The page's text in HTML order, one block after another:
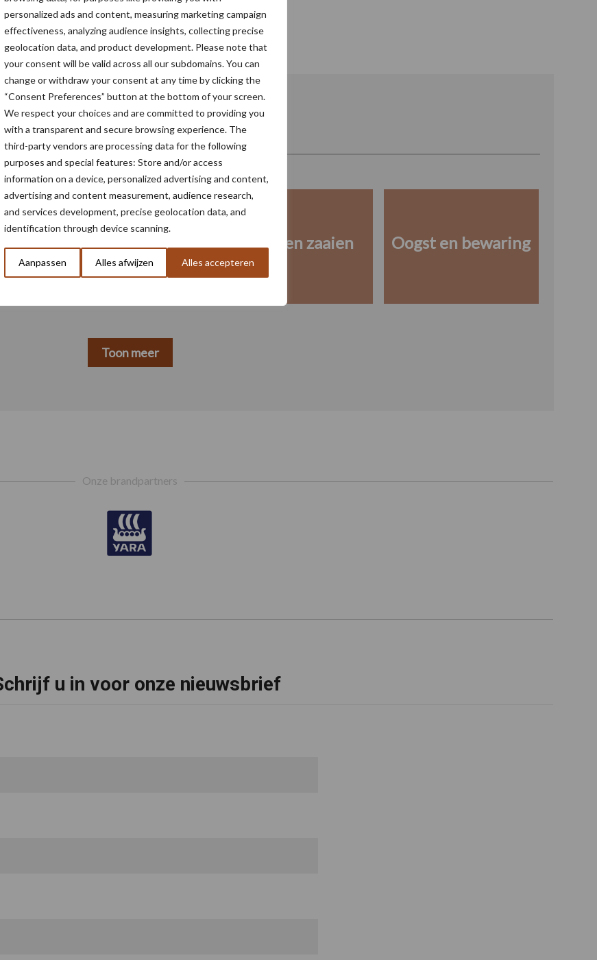
personalized ads and content, measuring marketing campaign
effectiveness, analyzing audience insights, collecting precise
geolocation data, and product development. Please note that
your consent will be valid across all our subdomains. You can
change or withdraw your consent at any time by clicking the
“Consent Preferences” button at the bottom of your screen.
We respect your choices and are committed to providing you
with a transparent and secure browsing experience. The
third-party vendors are processing data for the following
purposes and special features: Store and/or access
information on a device, personalized advertising and content,
advertising and content measurement, audience research,
and services development, precise geolocation data, and
identification through device scanning.
Aanpassen Alles afwijzen Alles accepteren
Gewasbescherming Poten en zaaien Oogst en bewaring
Toon meer
Onze brandpartners
u in voor onze nieuwsbrief